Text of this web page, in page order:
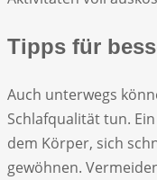
Tipps für
Auch unterwegs
Schlafqualität tun.
dem Körper, sich
gewöhnen.